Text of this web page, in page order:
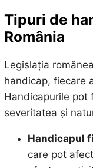
Tipuri de
România
Legislația
handicap, fiecare
Handicapurile pot
severitatea și
Handicapul
care pot